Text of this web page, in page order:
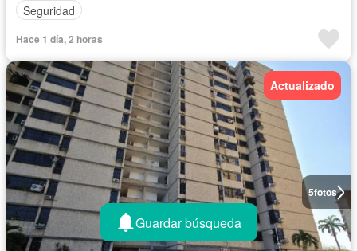
Seguridad
Hace 1 día, 2 horas
5fotos
Actualizado
Guardar búsqueda